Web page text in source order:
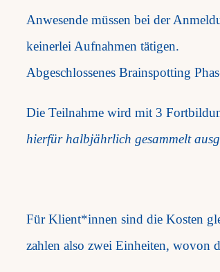
Anwesende müssen bei der
keinerlei Aufnahmen tätigen.
Abgeschlossenes Brainspotting
Die Teilnahme wird mit 3
hierfür halbjährlich gesammelt
Für Klient*innen sind die Kosten
zahlen also zwei Einheiten, wovon